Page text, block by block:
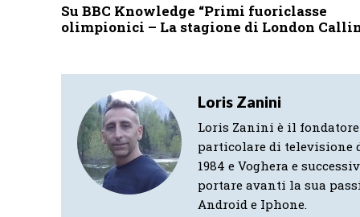
Su BBC Knowledge “Primi fuoriclasse
olimpionici – La stagione di London
Loris Zanini
Loris Zanini è il
particolare di televisione
1984 e Voghera e
portare avanti la sua
Android e Iphone.